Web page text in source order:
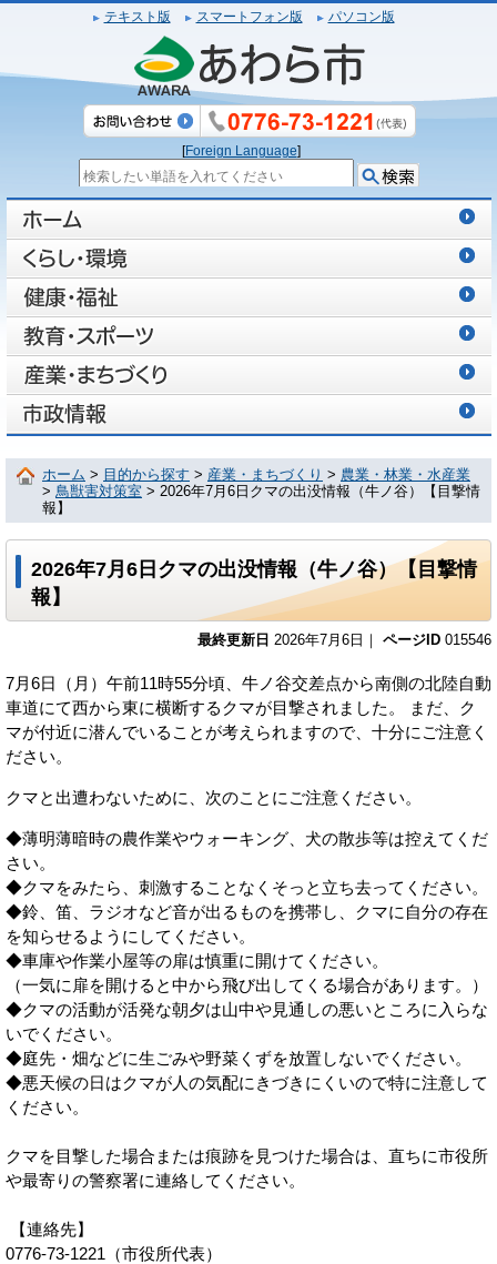
テキスト版 スマートフォン版 パソコン版
[Foreign Language]
ホーム > 目的から探す > 産業・まちづくり > 農業・林業・水産業
> 鳥獣害対策室 > 2026年7月6日クマの出没情報（牛ノ谷）【目撃情
報】
2026年7月6日クマの出没情報（牛ノ谷）【目撃情
報】
最終更新日 2026年7月6日｜ ページID 015546
7月6日（月）午前11時55分頃、牛ノ谷交差点から南側の北陸自動
車道にて西から東に横断するクマが目撃されました。 まだ、ク
マが付近に潜んでいることが考えられますので、十分にご注意く
ださい。
クマと出遭わないために、次のことにご注意ください。
◆薄明薄暗時の農作業やウォーキング、犬の散歩等は控えてくだ
さい。
◆クマをみたら、刺激することなくそっと立ち去ってください。
◆鈴、笛、ラジオなど音が出るものを携帯し、クマに自分の存在
を知らせるようにしてください。
◆車庫や作業小屋等の扉は慎重に開けてください。
（一気に扉を開けると中から飛び出してくる場合があります。）
◆クマの活動が活発な朝夕は山中や見通しの悪いところに入らな
いでください。
◆庭先・畑などに生ごみや野菜くずを放置しないでください。
◆悪天候の日はクマが人の気配にきづきにくいので特に注意して
ください。
クマを目撃した場合または痕跡を見つけた場合は、直ちに市役所
や最寄りの警察署に連絡してください。
【連絡先】
0776-73-1221（市役所代表）